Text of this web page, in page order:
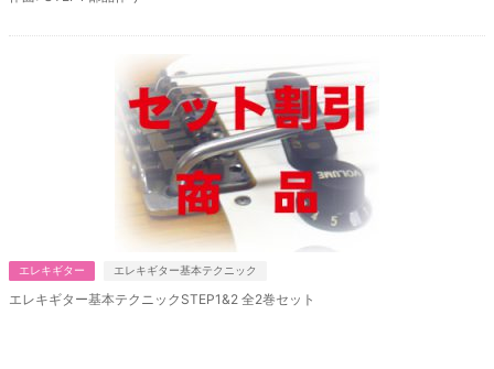
エレキギター エレキギター基本テクニック
エレキギター基本テクニックSTEP1&2 全2巻セット